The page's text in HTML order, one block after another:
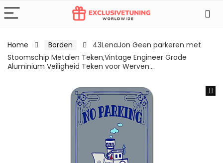
Home Borden
43LenaJon Geen parkeren met
Stoomschip Metalen Teken,Vintage Engineer Grade
Aluminium Veiligheid Teken voor Werven…